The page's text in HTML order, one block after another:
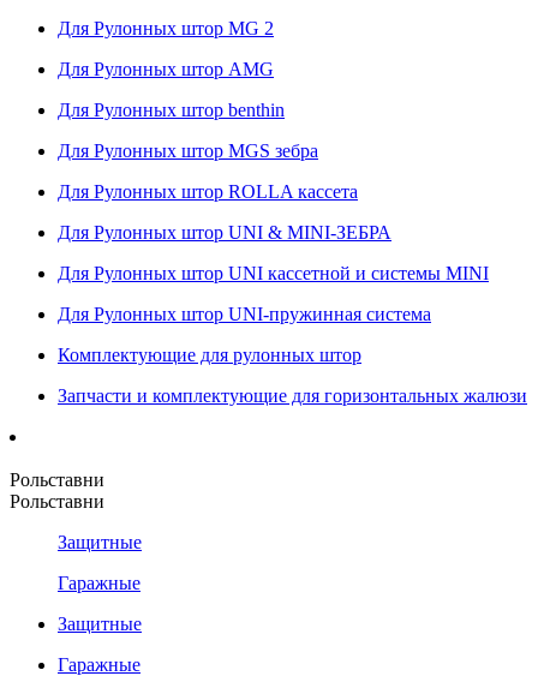
Для Рулонных штор MG 2
Для Рулонных штор AMG
Для Рулонных штор benthin
Для Рулонных штор MGS зебра
Для Рулонных штор ROLLA кассета
Для Рулонных штор UNI & MINI-ЗЕБРА
Для Рулонных штор UNI кассетной и системы MINI
Для Рулонных штор UNI-пружинная система
Комплектующие для рулонных штор
Запчасти и комплектующие для горизонтальных жалюзи
Рольставни
Рольставни
Защитные
Гаражные
Защитные
Гаражные